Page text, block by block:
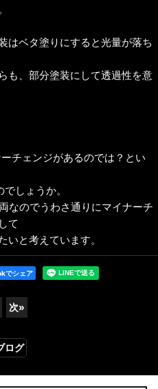
はベタ塗りにすると光量が落ち
も、部分塗装にして透過性を意
チェンジがあるのでは？とい
しょうか。
なのでうわさ通りにマイナーチ
て
と考えています。
でシェア
次»
ログ